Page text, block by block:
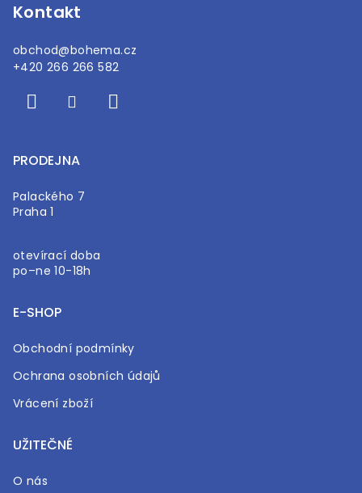
Kontakt
obchod@bohema.cz
+420 266 266 582
PRODEJNA
Palackého 7
Praha 1
otevírací doba
po–ne 10-18h
E-SHOP
Obchodní podmínky
Ochrana osobních údajů
Vrácení zboží
UŽITEČNÉ
O nás